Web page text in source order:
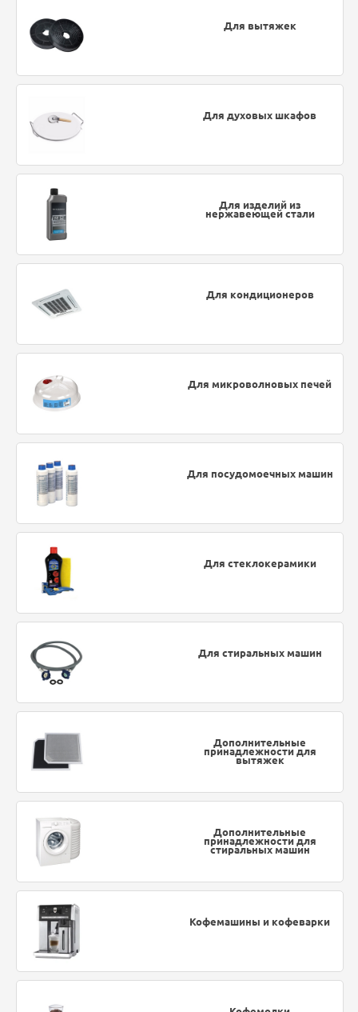
Для вытяжек
Для духовых шкафов
Для изделий из
нержавеющей стали
Для кондиционеров
Для микроволновых печей
Для посудомоечных машин
Для стеклокерамики
Для стиральных машин
Дополнительные
принадлежности для
вытяжек
Дополнительные
принадлежности для
стиральных машин
Кофемашины и кофеварки